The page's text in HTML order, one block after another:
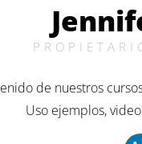
de nuestros
Uso ejemplos,